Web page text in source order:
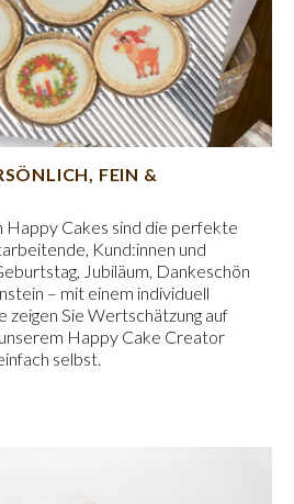
FEIN &
Happy Cakes sind die perfekte
Kund:innen und
Jubiläum, Dankeschön
– mit einem individuell
Sie Wertschätzung auf
Happy Cake Creator
selbst.